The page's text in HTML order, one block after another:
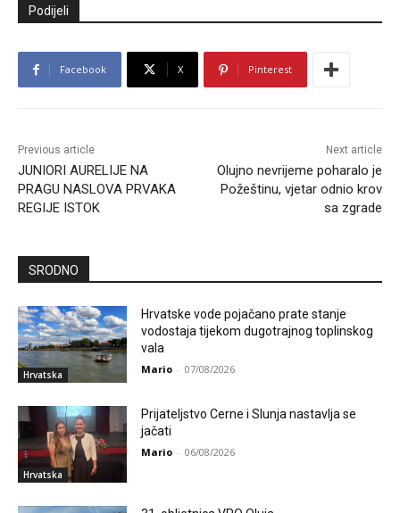
Podijeli
Facebook X Pinterest
Previous article
JUNIORI AURELIJE NA
PRAGU NASLOVA PRVAKA
REGIJE ISTOK
Next article
Olujno nevrijeme poharalo je
Požeštinu, vjetar odnio krov
sa zgrade
SRODNO
Hrvatska
Hrvatske vode pojačano prate stanje
vodostaja tijekom dugotrajnog toplinskog
vala
Mario - 07/08/2026
Hrvatska
Prijateljstvo Cerne i Slunja nastavlja se
jačati
Mario - 06/08/2026